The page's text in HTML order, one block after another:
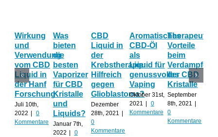
Wirkung
und
Verwendung
vom CBD
Liquid in
der Hanf
Forschung
Juli 10th,
2022
0
Kommentare
Was
bieten
die
besten
Vaporizer
für CBD
Kristalle
und
Liquids?
Januar 7th,
2022
0
CBD
Liquid in
der
Krebstherapie:
Hilfreich
gegen
Glioblastoma?
Dezember
28th, 2021
0
Kommentare
Aromatisches
CBD-Öl
als
Liquid für
genussvolles
Vaping
Oktober 31st,
2021
0
Kommentare
Vorteile
beim
Verdampfen
der CBD
Kristalle
September
8th, 2021
0
Kommentare